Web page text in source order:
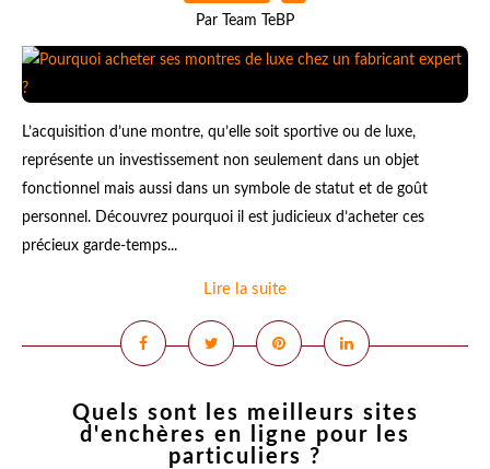
Par Team TeBP
L’acquisition d’une montre, qu’elle soit sportive ou de luxe,
représente un investissement non seulement dans un objet
fonctionnel mais aussi dans un symbole de statut et de goût
personnel. Découvrez pourquoi il est judicieux d’acheter ces
précieux garde-temps...
Lire la suite
Quels sont les meilleurs sites
d'enchères en ligne pour les
particuliers ?